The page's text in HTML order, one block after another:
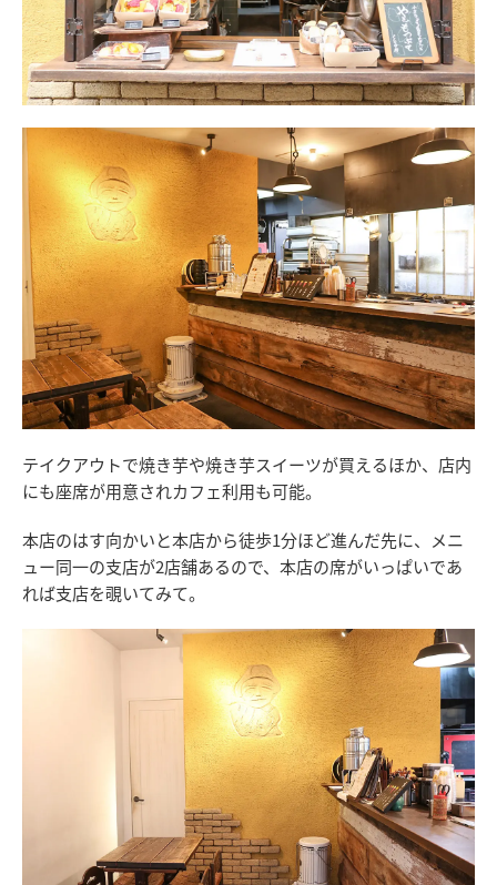
テイクアウトで焼き芋や焼き芋スイーツが買えるほか、店内
にも座席が用意されカフェ利用も可能。
本店のはす向かいと本店から徒歩1分ほど進んだ先に、メニ
ュー同一の支店が2店舗あるので、本店の席がいっぱいであ
れば支店を覗いてみて。